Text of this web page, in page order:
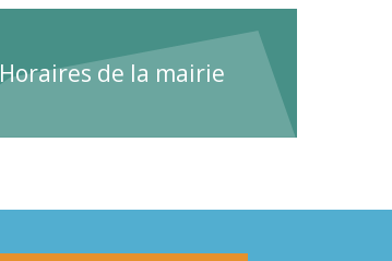
Horaires de la mairie